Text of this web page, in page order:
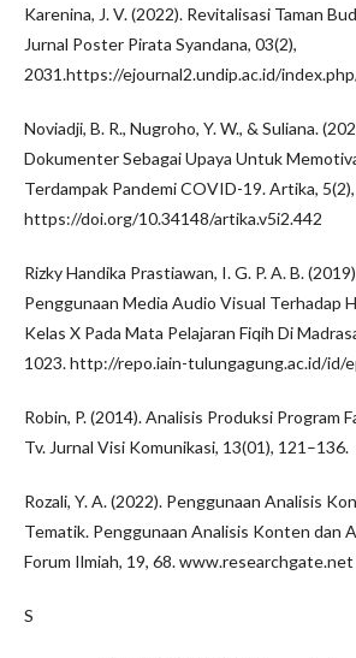
Karenina, J. V. (2022). Revitalisasi Taman
Jurnal Poster Pirata Syandana, 03(2),
2031.https://ejournal2.undip.ac.id/
Noviadji, B. R., Nugroho, Y. W., & Suliana.
Dokumenter Sebagai Upaya Untuk
Terdampak Pandemi COVID-19. Artika,
https://doi.org/10.34148/artika.v5i2.442
Rizky Handika Prastiawan, I. G. P. A. B.
Penggunaan Media Audio Visual Terhadap
Kelas X Pada Mata Pelajaran Fiqih Di
1023. http://repo.iain-tulungagung.ac.id/id/
Robin, P. (2014). Analisis Produksi Program
Tv. Jurnal Visi Komunikasi, 13(01), 121–136.
Rozali, Y. A. (2022). Penggunaan Analisis
Tematik. Penggunaan Analisis Konten dan
Forum Ilmiah, 19, 68. www.researchgate.net
S